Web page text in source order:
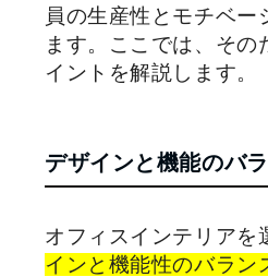
員の生産性とモチベー
ます。ここでは、その
イントを解説します。
デザインと機能のバ
オフィスインテリアを
インと機能性のバラン